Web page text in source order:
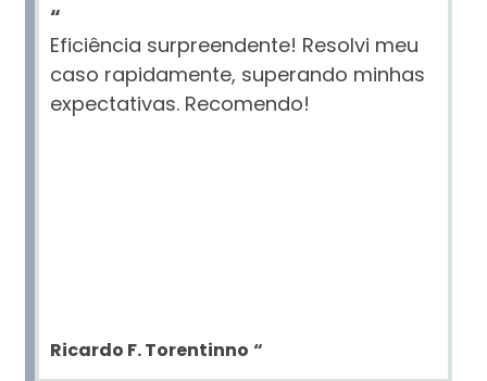
“
Eficiência surpreendente! Resolvi meu
caso rapidamente, superando minhas
expectativas. Recomendo!
Ricardo F. Torentinno “